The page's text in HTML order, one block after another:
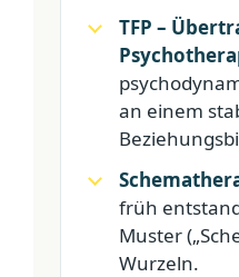
TFP –
an einem
früh
Muster
Wurzeln.